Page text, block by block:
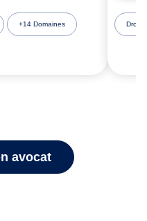
+14 Domaines Droit
avocat